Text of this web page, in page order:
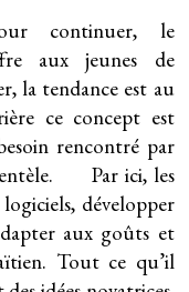
continuer, le
aux jeunes de
la tendance est au
ce concept est
rencontré par
Par ici, les
développer
aux goûts et
Tout ce qu’il